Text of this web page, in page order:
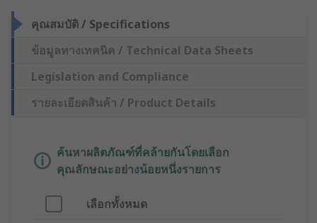
คุณสมบัติ / Specifications
ข้อมูลทางเทคนิค / Technical Data Sheets
Legislation and Compliance
รายละเอียดสินค้า / Product Details
ค้นหาผลิตภัณฑ์ที่คล้ายกันโดยเลือก
คุณลักษณะอย่างน้อยหนึ่งรายการ
เลือกทั้งหมด